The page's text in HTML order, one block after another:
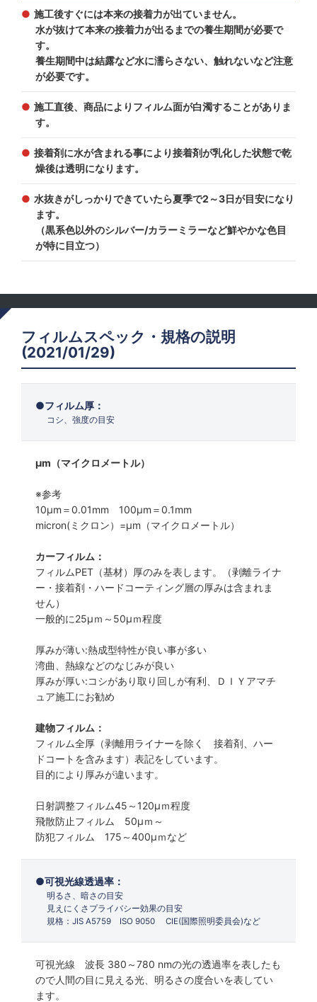
施工後すぐには本来の接着力が出ていません。
水が抜けて本来の接着力が出るまでの養生期間が必要で
す。
養生期間中は結露など水に濡らさない、触れないなど注意
が必要です。
施工直後、商品によりフィルム面が白濁することがありま
す。
接着剤に水が含まれる事により接着剤が乳化した状態で乾
燥後は透明になります。
水抜きがしっかりできていたら夏季で2～3日が目安になり
ます。
（黒系色以外のシルバー/カラーミラーなど鮮やかな色目
が特に目立つ）
フィルムスペック・規格の説明
(2021/01/29)
フィルム厚：
コシ、強度の目安
μm（マイクロメートル）
※参考
10μm＝0.01mm 100μm＝0.1mm
micron(ミクロン）=µm（マイクロメートル）
カーフィルム：
フィルムPET（基材）厚のみを表します。（剥離ライナ
ー・接着剤・ハードコーティング層の厚みは含まれま
せん）
一般的に25µｍ～50µｍ程度
厚みが薄い:熱成型特性が良い事が多い
湾曲、熱線などのなじみが良い
厚みが厚い:コシがあり取り回しが有利、ＤＩＹアマチ
ュア施工にお勧め
建物フィルム：
フィルム全厚（剥離用ライナーを除く 接着剤、ハー
ドコートを含みます）表記をしています。
目的により厚みが違います。
日射調整フィルム45～120µｍ程度
飛散防止フィルム 50µｍ～
防犯フィルム 175～400µｍなど
可視光線透過率：
明るさ、暗さの目安
見えにくさプライバシー効果の目安
規格：JIS A5759 ISO 9050 CIE(国際照明委員会)など
可視光線 波長 380～780 nmの光の透過率を表したも
ので人間の目に見える光、明るさの度合いを表してい
ます。